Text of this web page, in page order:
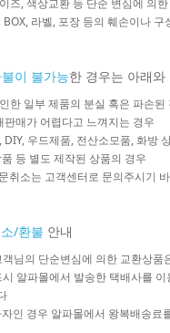
즈, 색상교환 등 단순 변심에 의
BOX, 라벨, 포장 등의 훼손이나
이 불가능한 경우는 아래와
한 일부 제품의 분실 혹은 파손된
판매가 어렵다고 느껴지는 경우
DIY, 우드제품, 전산소모품, 화방
등 별도 제작된 상품의 경우
취소는 고객센터로 문의주시기
/환불 안내
님의 단순변심에 의한 교환상
알파몰에서 발송한 택배사를
인 경우 알파몰에서 왕복배송료